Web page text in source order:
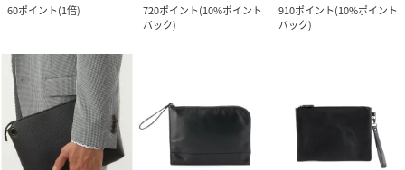
60ポイント(1倍)
720ポイント(10%ポイント
バック)
910ポイント(10%ポイント
バック)